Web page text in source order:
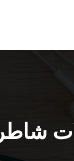
/ فني بدالات شاطر